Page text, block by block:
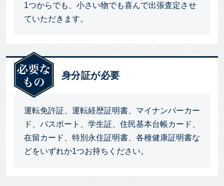
1つからでも、小さい物でも喜んで出張査定させ
ていただきます。
身分証が必要
運転免許証、運転経歴証明書、マイナンバーカー
ド、パスポート、学生証、住民基本台帳カード、
在留カード、特別永住証明書、各種健康証明書な
どをいずれか1つお持ちください。